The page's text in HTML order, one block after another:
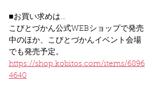
■お買い求めは…
こびとづかん公式WEBショップで発売
中のほか、こびとづかんイベント会場
でも発売予定。
https://shop.kobitos.com/items/6896
4640